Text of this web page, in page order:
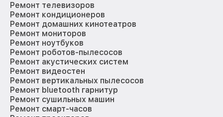
Ремонт телевизоров
Ремонт кондиционеров
Ремонт домашних кинотеатров
Ремонт мониторов
Ремонт ноутбуков
Ремонт роботов-пылесосов
Ремонт акустических систем
Ремонт видеостен
Ремонт вертикальных пылесосов
Ремонт bluetooth гарнитур
Ремонт сушильных машин
Ремонт смарт-часов